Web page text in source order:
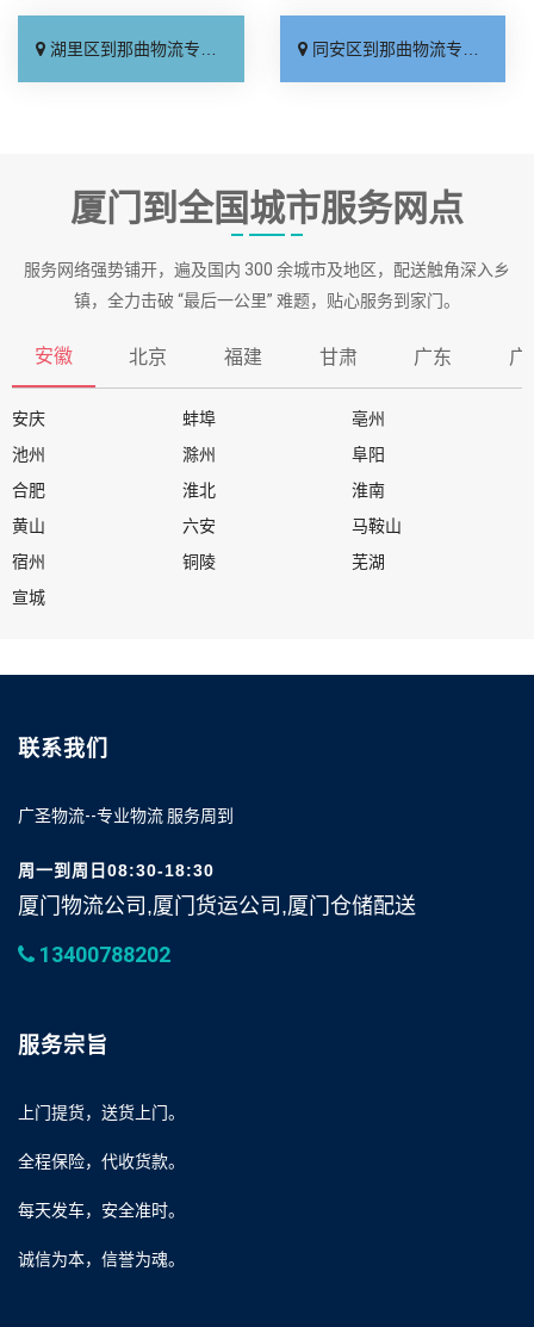
湖里区到那曲物流专线_定点发车「实时跟踪 」 同安区到那曲物流专线_送货上门「零担配货」
厦门到全国城市服务网点
服务网络强势铺开，遍及国内 300 余城市及地区，配送触角深入乡
镇，全力击破 “最后一公里” 难题，贴心服务到家门。
安徽 北京 福建 甘肃 广东 广
安庆 蚌埠
亳州
池州
滁州
阜阳
合肥
淮北
淮南
黄山
六安
马鞍山
宿州
铜陵
芜湖
宣城
联系我们
广圣物流--专业物流 服务周到
周一到周日08:30-18:30
厦门物流公司,厦门货运公司,厦门仓储配送
13400788202
服务宗旨
上门提货，送货上门。
全程保险，代收货款。
每天发车，安全准时。
诚信为本，信誉为魂。